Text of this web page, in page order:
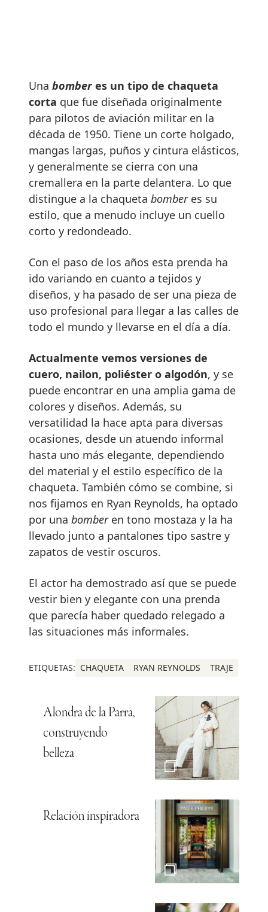
Una bomber es un tipo de chaqueta
corta que fue diseñada originalmente
para pilotos de aviación militar en la
década de 1950. Tiene un corte holgado,
mangas largas, puños y cintura elásticos,
y generalmente se cierra con una
cremallera en la parte delantera. Lo que
distingue a la chaqueta bomberes su
estilo, que a menudo incluye un cuello
corto y redondeado.
Con el paso de los años esta prenda ha
ido variando en cuanto a tejidos y
diseños, y ha pasado de ser una pieza de
uso profesional para llegar a las calles de
todo el mundo y llevarse en el día a día.
Actualmente vemos versiones de
cuero, nailon, poliéster o algodón, y se
puede encontrar en una amplia gama de
colores y diseños. Además, su
versatilidad la hace apta para diversas
ocasiones, desde un atuendo informal
hasta uno más elegante, dependiendo
del material y el estilo específico de la
chaqueta. También cómo se combine, si
nos fijamos en Ryan Reynolds, ha optado
por una bomberen tono mostaza y la ha
llevado junto a pantalones tipo sastre y
zapatos de vestir oscuros.
El actor ha demostrado así que se puede
vestir bien y elegante con una prenda
que parecía haber quedado relegado a
las situaciones más informales.
ETIQUETAS: CHAQUETA RYAN REYNOLDS TRAJE
Alondra de la Parra,
construyendo
belleza
Relación inspiradora